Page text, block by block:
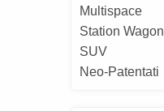
Multispace
Station Wagon
SUV
Neo-Patentati